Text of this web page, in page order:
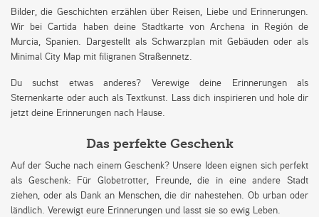
Bilder, die Geschichten erzählen über Reisen, Liebe und Erinnerungen.
Wir bei Cartida haben deine Stadtkarte von Archena in Región de
Murcia, Spanien. Dargestellt als Schwarzplan mit Gebäuden oder als
Minimal City Map mit filigranen Straßennetz.
Du suchst etwas anderes? Verewige deine Erinnerungen als
Sternenkarte oder auch als Textkunst. Lass dich inspirieren und hole dir
jetzt deine Erinnerungen nach Hause.
Das perfekte Geschenk
Auf der Suche nach einem Geschenk? Unsere Ideen eignen sich perfekt
als Geschenk: Für Globetrotter, Freunde, die in eine andere Stadt
ziehen, oder als Dank an Menschen, die dir nahestehen. Ob urban oder
ländlich. Verewigt eure Erinnerungen und lasst sie so ewig Leben.